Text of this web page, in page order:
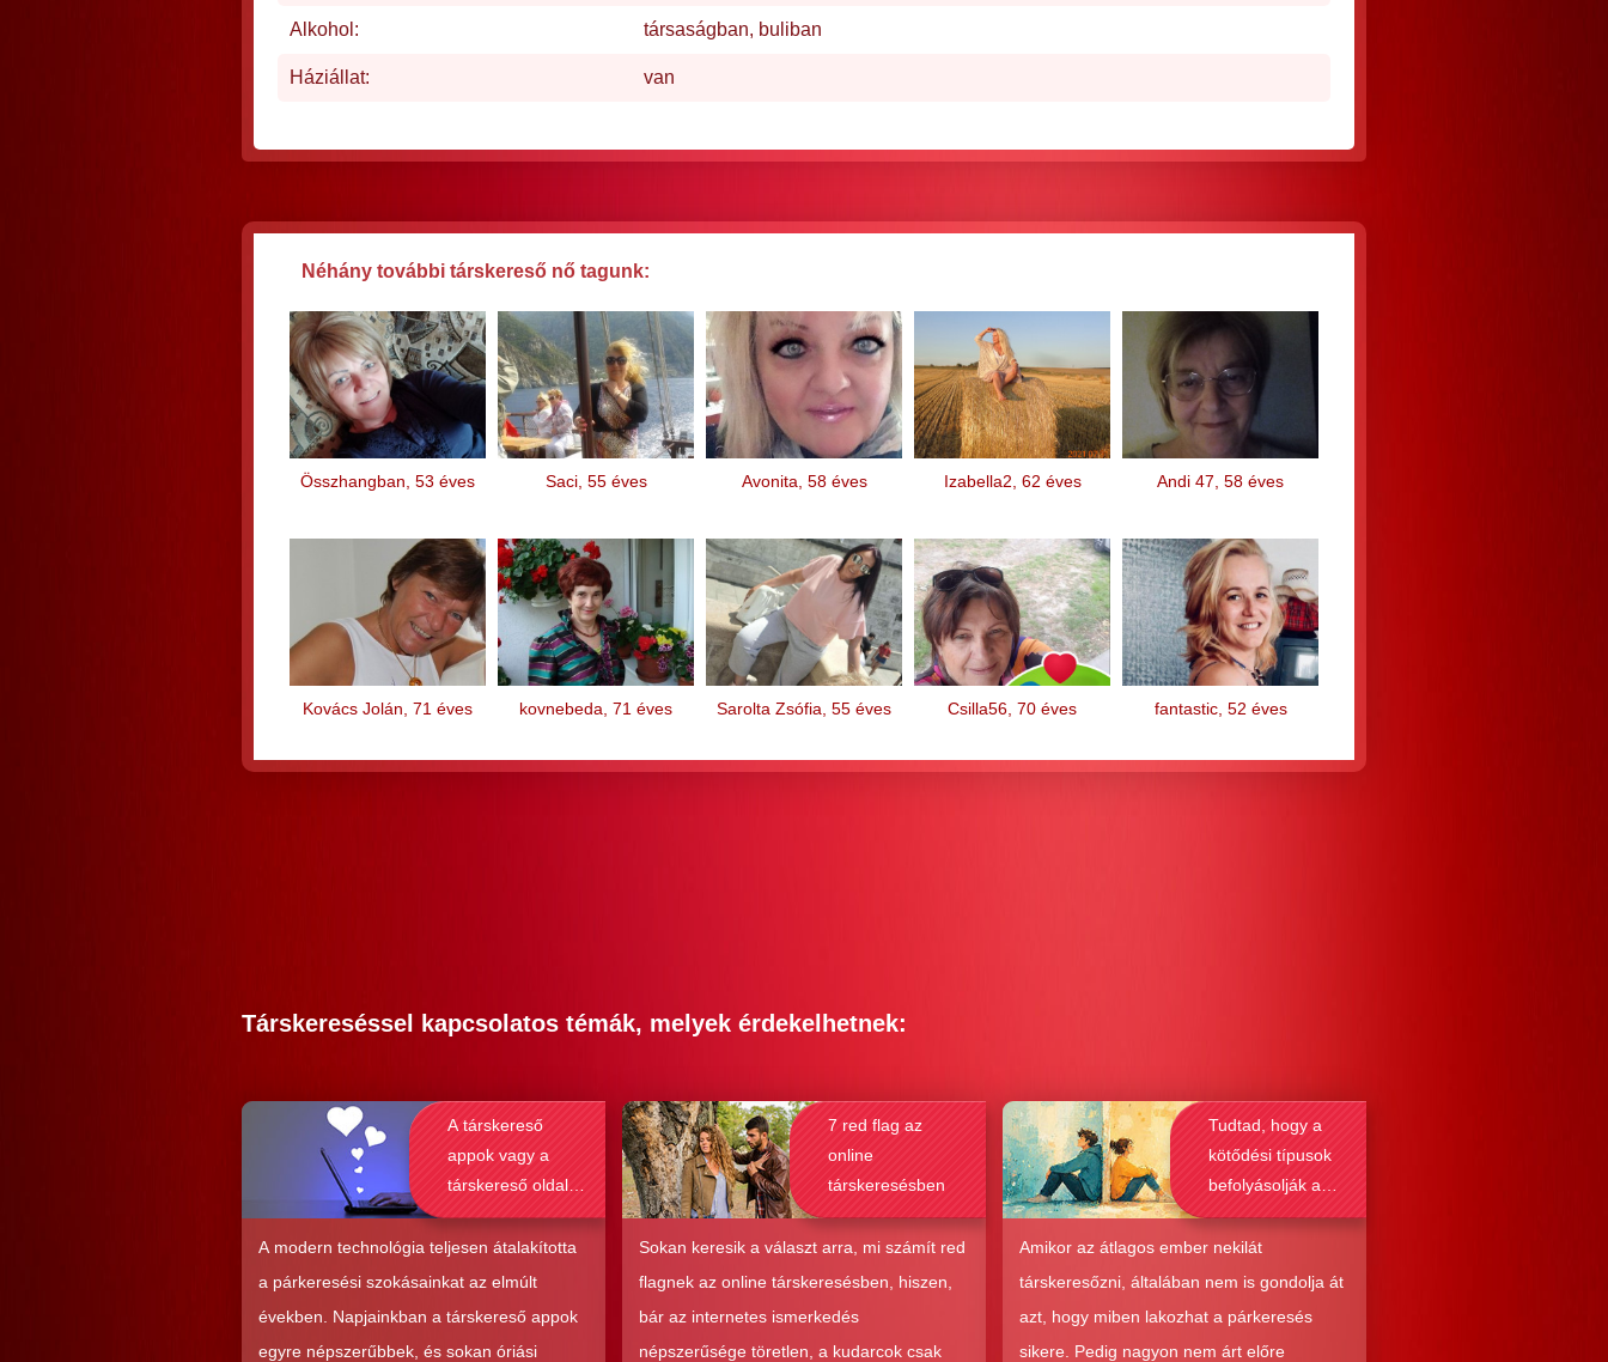
Alkohol: társaságban, buliban
Háziállat: van
Néhány további társkereső nő tagunk:
Összhangban, 53 éves Saci, 55 éves Avonita, 58 éves Izabella2, 62 éves Andi 47, 58 éves
Kovács Jolán, 71 éves kovnebeda, 71 éves Sarolta Zsófia, 55 éves Csilla56, 70 éves fantastic, 52 éves
Társkereséssel kapcsolatos témák, melyek érdekelhetnek:
A társkereső
appok vagy a
társkereső oldalak
alkalmasabbak a
komoly kapcsolat
kialakításához?
A modern technológia teljesen átalakította
a párkeresési szokásainkat az elmúlt
években. Napjainkban a társkereső appok
egyre népszerűbbek, és sokan óriási
7 red flag az
online
társkeresésben
Sokan keresik a választ arra, mi számít red
flagnek az online társkeresésben, hiszen,
bár az internetes ismerkedés
népszerűsége töretlen, a kudarcok csak
Tudtad, hogy a
kötődési típusok
befolyásolják a
társkeresést is?
Amikor az átlagos ember nekilát
társkeresőzni, általában nem is gondolja át
azt, hogy miben lakozhat a párkeresés
sikere. Pedig nagyon nem árt előre